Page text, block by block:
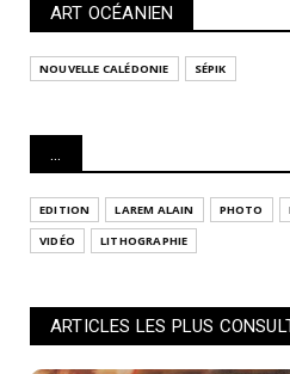
ART OCÉANIEN
NOUVELLE CALÉDONIE SÉPIK
...
EDITION LAREM ALAIN PHOTO
VIDÉO
LITHOGRAPHIE
ARTICLES LES PLUS